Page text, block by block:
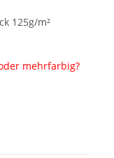
125g/m²
mehrfarbig?